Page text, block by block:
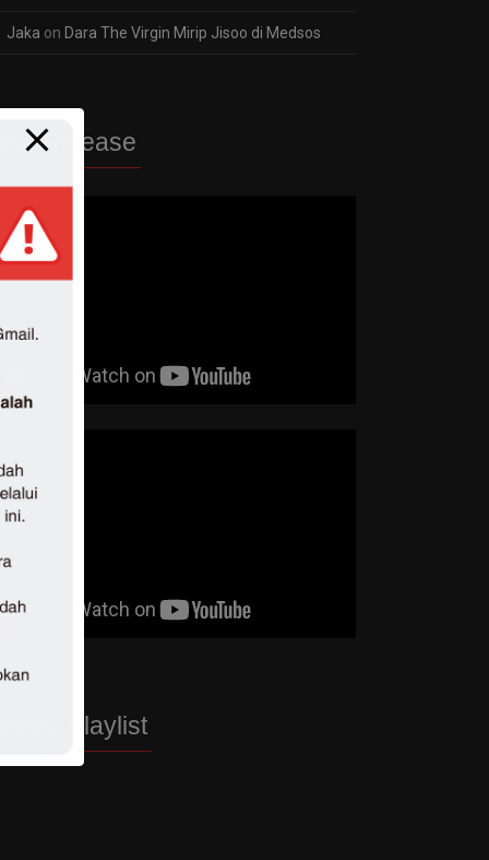
Jaka on Dara The Virgin Mirip Jisoo di Medsos
Release
Playlist